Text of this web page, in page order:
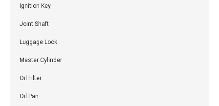
Ignition Key
Joint Shaft
Luggage Lock
Master Cylinder
Oil Filter
Oil Pan